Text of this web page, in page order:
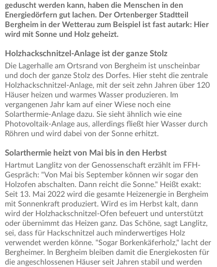
geduscht werden kann, haben die Menschen in den
Energiedörfern gut lachen. Der Ortenberger Stadtteil
Bergheim in der Wetterau zum Beispiel ist fast autark: Hier
wird mit Sonne und Holz geheizt.
Holzhackschnitzel-Anlage ist der ganze Stolz
Die Lagerhalle am Ortsrand von Bergheim ist unscheinbar
und doch der ganze Stolz des Dorfes. Hier steht die zentrale
Holzhackschnitzel-Anlage, mit der seit zehn Jahren über 120
Häuser heizen und warmes Wasser produzieren. Im
vergangenen Jahr kam auf einer Wiese noch eine
Solarthermie-Anlage dazu. Sie sieht ähnlich wie eine
Photovoltaik-Anlage aus, allerdings fließt hier Wasser durch
Röhren und wird dabei von der Sonne erhitzt.
Solarthermie heizt von Mai bis in den Herbst
Hartmut Langlitz von der Genossenschaft erzählt im FFH-
Gespräch: "Von Mai bis September können wir sogar den
Holzofen abschalten. Dann reicht die Sonne." Heißt exakt:
Seit 13. Mai 2022 wird die gesamte Heizenergie in Bergheim
mit Sonnenkraft produziert. Wird es im Herbst kalt, dann
wird der Holzhackschnitzel-Ofen befeuert und unterstützt
oder übernimmt das Heizen ganz. Das Schöne, sagt Langlitz,
sei, dass für Hackschnitzel auch minderwertiges Holz
verwendet werden könne. "Sogar Borkenkäferholz," lacht der
Bergheimer. In Bergheim bleiben damit die Energiekosten für
die angeschlossenen Häuser seit Jahren stabil und werden